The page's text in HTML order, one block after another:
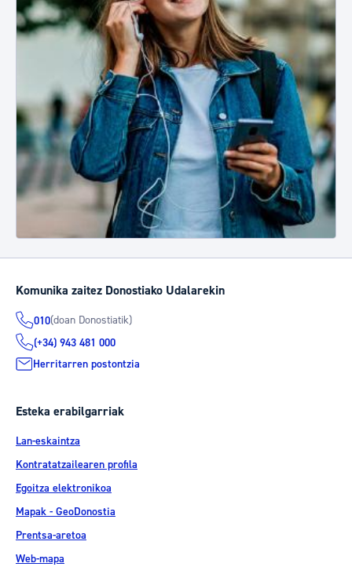
Komunika zaitez Donostiako Udalarekin
010(doan Donostiatik)
(+34) 943 481 000
Herritarren postontzia
Esteka erabilgarriak
Lan-eskaintza
Kontratatzailearen profila
Egoitza elektronikoa
Mapak - GeoDonostia
Prentsa-aretoa
Web-mapa